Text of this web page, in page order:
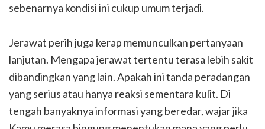
sebenarnya kondisi ini cukup umum terjadi.
Jerawat perih juga kerap memunculkan pertanyaan
lanjutan. Mengapa jerawat tertentu terasa lebih sakit
dibandingkan yang lain. Apakah ini tanda peradangan
yang serius atau hanya reaksi sementara kulit. Di
tengah banyaknya informasi yang beredar, wajar jika